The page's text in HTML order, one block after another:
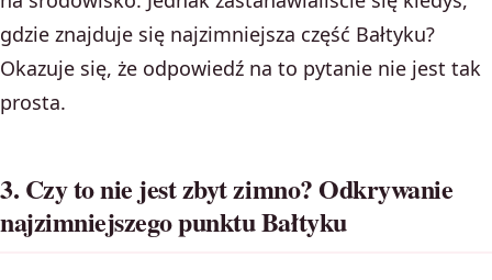
gdzie znajduje się najzimniejsza część Bałtyku?
Okazuje się, że odpowiedź na to pytanie nie jest tak
prosta.
3. Czy to nie jest zbyt zimno? Odkrywanie
najzimniejszego punktu Bałtyku